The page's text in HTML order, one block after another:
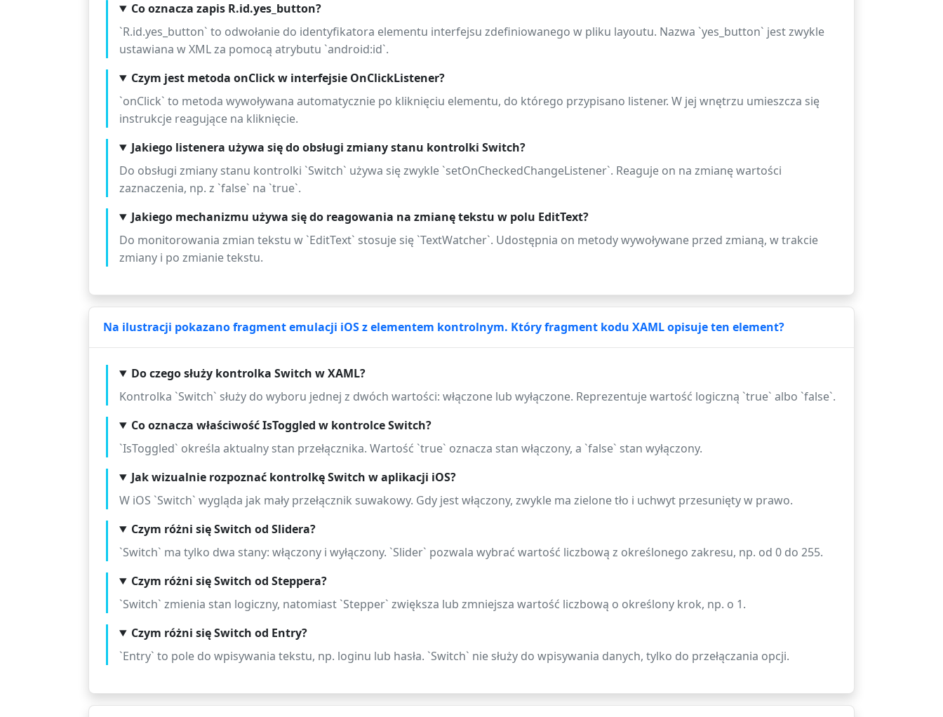
Co oznacza zapis R.id.yes_button?
`R.id.yes_button` to odwołanie do identyfikatora elementu interfejsu zdefiniowanego w pliku layoutu. Nazwa `yes_button` jest zwykle
ustawiana w XML za pomocą atrybutu `android:id`.
Czym jest metoda onClick w interfejsie OnClickListener?
`onClick` to metoda wywoływana automatycznie po kliknięciu elementu, do którego przypisano listener. W jej wnętrzu umieszcza się
instrukcje reagujące na kliknięcie.
Jakiego listenera używa się do obsługi zmiany stanu kontrolki Switch?
Do obsługi zmiany stanu kontrolki `Switch` używa się zwykle `setOnCheckedChangeListener`. Reaguje on na zmianę wartości
zaznaczenia, np. z `false` na `true`.
Jakiego mechanizmu używa się do reagowania na zmianę tekstu w polu EditText?
Do monitorowania zmian tekstu w `EditText` stosuje się `TextWatcher`. Udostępnia on metody wywoływane przed zmianą, w trakcie
zmiany i po zmianie tekstu.
Na ilustracji pokazano fragment emulacji iOS z elementem kontrolnym. Który fragment kodu XAML opisuje ten element?
Do czego służy kontrolka Switch w XAML?
Kontrolka `Switch` służy do wyboru jednej z dwóch wartości: włączone lub wyłączone. Reprezentuje wartość logiczną `true` albo `false`.
Co oznacza właściwość IsToggled w kontrolce Switch?
`IsToggled` określa aktualny stan przełącznika. Wartość `true` oznacza stan włączony, a `false` stan wyłączony.
Jak wizualnie rozpoznać kontrolkę Switch w aplikacji iOS?
W iOS `Switch` wygląda jak mały przełącznik suwakowy. Gdy jest włączony, zwykle ma zielone tło i uchwyt przesunięty w prawo.
Czym różni się Switch od Slidera?
`Switch` ma tylko dwa stany: włączony i wyłączony. `Slider` pozwala wybrać wartość liczbową z określonego zakresu, np. od 0 do 255.
Czym różni się Switch od Steppera?
`Switch` zmienia stan logiczny, natomiast `Stepper` zwiększa lub zmniejsza wartość liczbową o określony krok, np. o 1.
Czym różni się Switch od Entry?
`Entry` to pole do wpisywania tekstu, np. loginu lub hasła. `Switch` nie służy do wpisywania danych, tylko do przełączania opcji.